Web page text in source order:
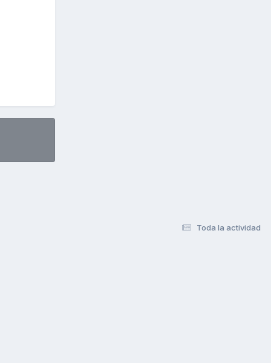
Toda la actividad